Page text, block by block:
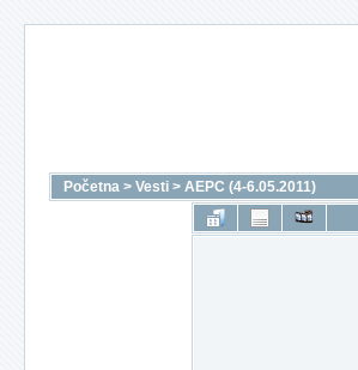
Početna > Vesti > AEPC (4-6.05.2011)